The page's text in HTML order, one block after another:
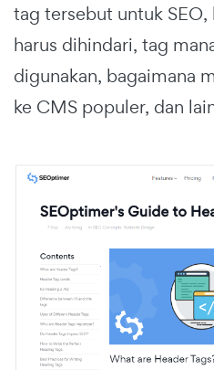
tag tersebut untuk
harus dihindari, tag
digunakan, bagaimana
ke CMS populer, dan